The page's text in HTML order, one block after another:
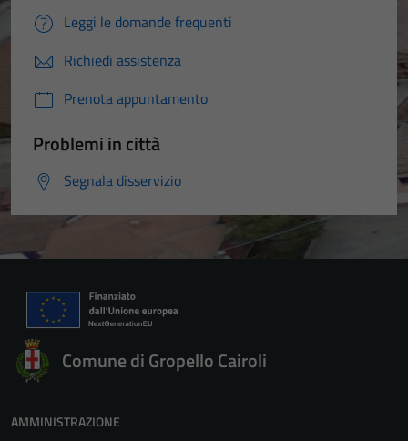
Leggi le domande frequenti
Richiedi assistenza
Prenota appuntamento
Problemi in città
Segnala disservizio
Comune di Gropello Cairoli
AMMINISTRAZIONE